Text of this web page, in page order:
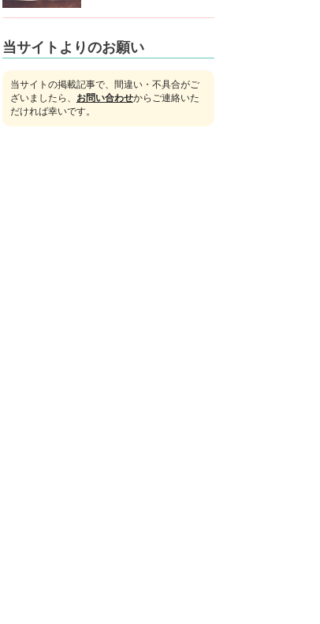
当サイトよりのお願い
当サイトの掲載記事で、間違い・不具合がご
ざいましたら、 お問い合わせからご連絡いた
だければ幸いです。